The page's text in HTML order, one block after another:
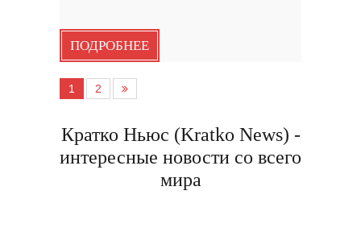
ПОДРОБНЕЕ
1 2
Кратко Ньюс (Kratko News) -
интересные новости со всего
мира